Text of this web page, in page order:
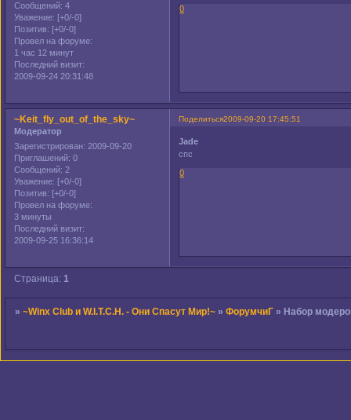
Сообщений: 4
Уважение: [+0/-0]
Позитив: [+0/-0]
Провел на форуме:
1 час 12 минут
Последний визит:
2009-09-24 20:31:48
0
Поделиться2009-09-20 17:45:51
~Keit_fly_out_of_the_sky~
Модератор
Зарегистрирован: 2009-09-20
Приглашений: 0
Сообщений: 2
Уважение: [+0/-0]
Позитив: [+0/-0]
Провел на форуме:
3 минуты
Последний визит:
2009-09-25 16:36:14
Jade
спс
0
Страница:1
»~Winx Club и W.I.T.C.H. - Они Спасут Мир!~ »ФорумчиГ » Набор